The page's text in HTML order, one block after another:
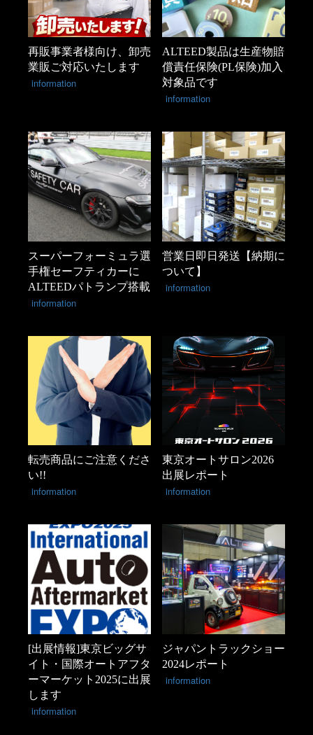
再販事業者様向け、卸売
業販ご対応いたします
information
ALTEED製品は生産物賠
償責任保険(PL保険)加入
対象品です
information
スーパーフォーミュラ選
手権セーフティカーに
ALTEEDパトランプ搭載
information
営業日即日発送【納期に
ついて】
information
転売商品にご注意くださ
い!!
information
東京オートサロン2026
出展レポート
information
[出展情報]東京ビッグサ
イト・国際オートアフタ
ーマーケット2025に出展
します
information
ジャパントラックショー
2024レポート
information